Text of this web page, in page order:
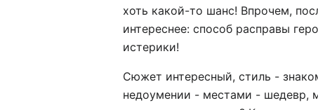
хоть какой-то шанс! Впрочем,
интереснее: способ расправы
истерики!
Сюжет интересный, стиль -
недоумении - местами - шедевр,